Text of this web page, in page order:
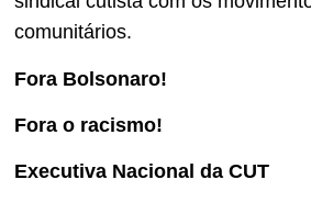
comunitários.
Fora Bolsonaro!
Fora o racismo!
Executiva Nacional da CUT